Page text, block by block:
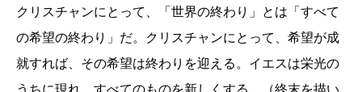
クリスチャンにとって、「世界の終わり」とは「すべて
の希望の終わり」だ。クリスチャンにとって、希望が成
就すれば、その希望は終わりを迎える。イエスは栄光の
うちに現れ、すべてのものを新しくする。（終末を描い